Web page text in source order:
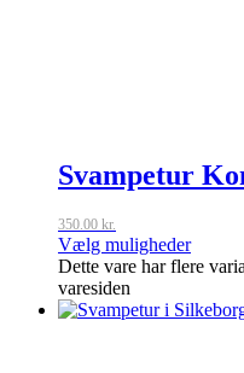
Svampetur
350.00 kr.
Vælg muligheder
Dette vare har flere
varesiden